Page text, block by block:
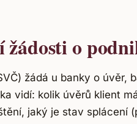
o
žádá u banky o úvěr,
vidí: kolik úvěrů klient
jaký je stav splácení